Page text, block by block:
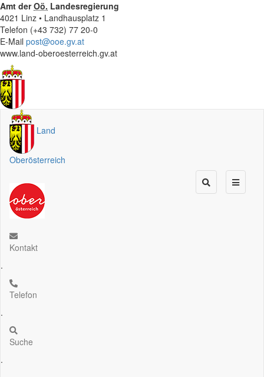
Amt derOö. Landesregierung
4021 Linz • Landhausplatz 1
Telefon (+43 732) 77 20-0
E-Mail post@ooe.gv.at
www.land-oberoesterreich.gv.at
Land
Oberösterreich
Kontakt
.
Telefon
.
Suche
.